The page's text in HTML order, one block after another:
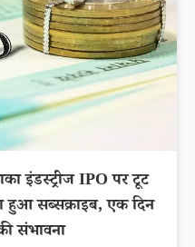
इंडस्ट्रीज IPO पर टूट
हुआ सब्सक्राइब, एक दिन
संभावना